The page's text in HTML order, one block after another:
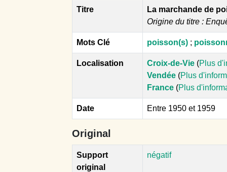
Titre
La marchande de
Origine du titre :
Mots Clé poisson(s) ;
Localisation Croix-de-Vie (Plus
Vendée (Plus
France (Plus
Date Entre 1950 et 1959
Original
Support
original
négatif